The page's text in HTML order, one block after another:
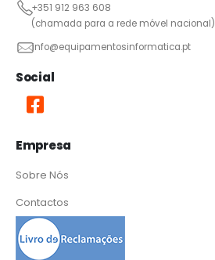
+351 912 963 608
(chamada para a rede móvel nacional)
info@equipamentosinformatica.pt
Social
Empresa
Sobre Nós
Contactos